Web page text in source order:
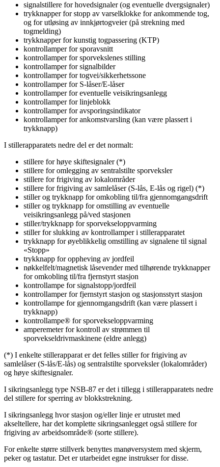
signalstillere for hovedsignaler (og eventuelle dvergsignaler)
trykknapper for stopp av varselklokke for ankommende tog,
og for utløsing av innkjørtogveier (på strekning med
togmelding)
trykknapper for kunstig togpassering (KTP)
kontrollamper for sporavsnitt
kontrollamper for sporvekslenes stilling
kontrollamper for signalbilder
kontrollamper for togvei/sikkerhetssone
kontrollamper for S-låser/E-låser
kontrollamper for eventuelle veisikringsanlegg
kontrollamper for linjeblokk
kontrollamper for avsporingsindikator
kontrollamper for ankomstvarsling (kan være plassert i
trykknapp)
I stillerapparatets nedre del er det normalt:
stillere for høye skiftesignaler (*)
stillere for omlegging av sentralstilte sporveksler
stillere for frigiving av lokalområder
stillere for frigiving av samlelåser (S-lås, E-lås og rigel) (*)
stiller og trykknapp for omkobling til/fra gjennomgangsdrift
stiller og trykknapp for omstilling av eventuelle
veisikringsanlegg på/ved stasjonen
stiller/trykknapp for sporvekseloppvarming
stiller for slukking av kontrollamper i stillerapparatet
trykknapp for øyeblikkelig omstilling av signalene til signal
«Stopp»
trykknapp for oppheving av jordfeil
nøkkelfelt/magnetisk låsevender med tilhørende trykknapper
for omkobling til/fra fjernstyrt stasjon
kontrollampe for signalstopp/jordfeil
kontrollamper for fjernstyrt stasjon og stasjonsstyrt stasjon
kontrollampe for gjennomgangsdrift (kan være plassert i
trykknapp)
kontrollampe® for sporvekseloppvarming
amperemeter for kontroll av strømmen til
sporvekseldrivmaskinene (eldre anlegg)
(*) I enkelte stillerapparat er det felles stiller for frigiving av
samlelåser (S-lås/E-lås) og sentralstilte sporveksler (lokalområder)
og høye skiftesignaler.
I sikringsanlegg type NSB-87 er det i tillegg i stillerapparatets nedre
del stillere for sperring av blokkstrekning.
I sikringsanlegg hvor stasjon og/eller linje er utrustet med
akseltellere, har det komplette sikringsanlegget også stillere for
frigiving av arbeidsområde® (sorte stillere).
For enkelte større stillverk benyttes manøversystem med skjerm,
peker og tastatur. Det er utarbeidet egne instrukser for disse.